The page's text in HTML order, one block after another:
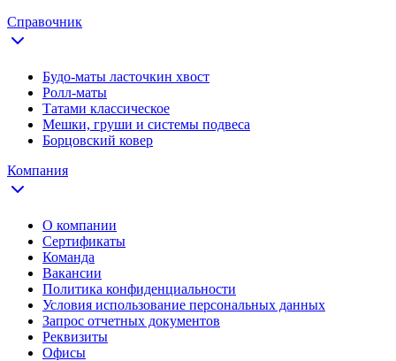
Справочник
Будо-маты ласточкин хвост
Ролл-маты
Татами классическое
Мешки, груши и системы подвеса
Борцовский ковер
Компания
О компании
Сертификаты
Команда
Вакансии
Политика конфиденциальности
Условия использование персональных данных
Запрос отчетных документов
Реквизиты
Офисы